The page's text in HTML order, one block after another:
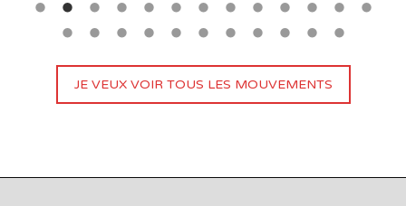
JE VEUX VOIR TOUS LES MOUVEMENTS